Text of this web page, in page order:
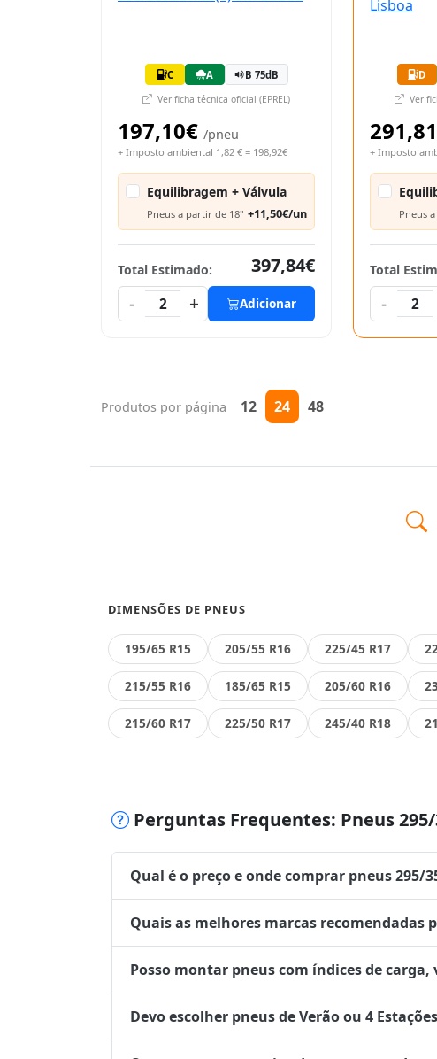
C A B 75dB
Ver ficha técnica oficial (EPREL)
197,10€ /pneu
+ Imposto ambiental 1,82 € = 198,92€
Equilibragem + Válvula
Pneus a partir de 18" +11,50€/un
Total Estimado:
397,84€
-
2 + Adicionar
D
Ver
+ Imposto
Pneus
Total
-
2
Produtos por página 12 24 48
DIMENSÕES DE PNEUS
195/65 R15 205/55 R16 225/45 R17
215/55 R16 185/65 R15 205/60 R16
215/60 R17 225/50 R17 245/40 R18
Perguntas Frequentes: Pneus 295/
Qual é o preço e onde comprar pneus 295/
Quais as melhores marcas recomendadas
Posso montar pneus com índices de
Devo escolher pneus de Verão ou 4